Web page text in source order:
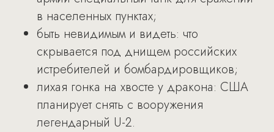
в населенных пунктах;
быть невидимым и видеть: что
скрывается под днищем российских
истребителей и бомбардировщиков;
лихая гонка на хвосте у дракона: США
планирует снять с вооружения
легендарный U-2.